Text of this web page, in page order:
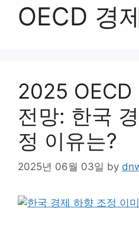
OECD 경
2025 OECD
전망: 한국
정 이유는?
2025년 06월 03일 by